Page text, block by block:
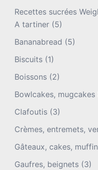
Recettes sucrées
A tartiner (5)
Bananabread (5)
Biscuits (1)
Boissons (2)
Bowlcakes, mugcakes
Clafoutis (3)
Crèmes, entremets,
Gâteaux, cakes,
Gaufres, beignets (3)